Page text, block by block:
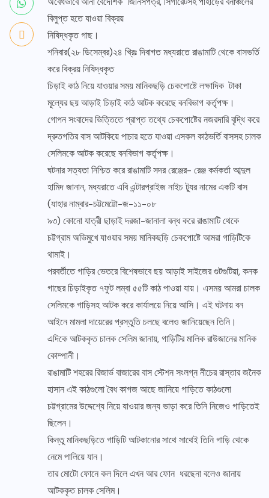
বিলুপ্ত হতে যাওয়া বিক্রয়
নিষিদ্ধকৃত গাছ।
শনিবার(২৮ ডিসেম্বর)২৪ খ্রিঃ দিবাগত মধ্যরাতে রাঙামাটি থেকে বাসভর্তি
করে বিক্রয় নিষিদ্ধকৃত
চিড়াই কাঠ নিয়ে যাওয়ার সময় মানিকছড়ি চেকপোষ্টে লক্ষাদিক টাকা
মূল্যের ছয় আড়াই চিড়াই কাঠ আটক করেছে বনবিভাগ কর্তৃপক্ষ।
গোপন সংবাদের ভিত্তিতে প্রাপ্ত তথ্যে চেকপোষ্টের নজরদারি বৃদ্ধি করে
দ্রুতগতির বাস আটকিয়ে পাচার হতে যাওয়া এসকল কাঠভর্তি বাসসহ চালক
সেলিমকে আটক করেছে বনবিভাগ কর্তৃপক্ষ।
ঘটনার সত্যতা নিশ্চিত করে রাঙামাটি সদর রেঞ্জের- রেঞ্জ কর্মকর্তা আব্দুল
হামিদ জানান, মধ্যরাতে এবি এন্টারপ্রাইজ নাইচ ট্যুর নামের একটি বাস
(যাহার নাম্বার-চট্টমেট্টো-জ-১১-০৮
৯৩) কোনো যাত্রী ছাড়াই দরজা-জানালা বন্ধ করে রাঙামাটি থেকে
চট্টগ্রাম অভিমুখে যাওয়ার সময় মানিকছড়ি চেকপোষ্টে আমরা গাড়িটিকে
থামাই।
পরবর্তীতে গাড়ির ভেতরে বিশেষভাবে ছয় আড়াই সাইজের গুটগুটিয়া, কনক
গাছের চিড়াইকৃত ৭ফুট লম্বা ৫৫টি কাঠ পাওয়া যায়। এসময় আমরা চালক
সেলিমকে গাড়িসহ আটক করে কার্যালয়ে নিয়ে আসি। এই ঘটনায় বন
আইনে মামলা দায়েরের প্রস্তুতি চলছে বলেও জানিয়েছেন তিনি।
এদিকে আটককৃত চালক সেলিম জানায়, গাড়িটির মালিক রাউজানের মানিক
কোম্পানী।
রাঙামাটি শহরের রিজার্ভ বাজারের বাস স্টেশন সংলগ্ন নীচের রাস্তার জনৈক
হাসান এই কাঠগুলো বৈধ কাগজ আছে জানিয়ে গাড়িতে কাঠগুলো
চট্টগ্রামের উদ্দেশ্যে নিয়ে যাওয়ার জন্য ভাড়া করে তিনি নিজেও গাড়িতেই
ছিলেন।
কিন্তু মানিকছড়িতে গাড়িটি আটকানোর সাথে সাথেই তিনি গাড়ি থেকে
নেমে পালিয়ে যান।
তার মোটো ফোনে কল দিলে এখন আর ফোন ধরছেনা বলেও জানায়
আটককৃত চালক সেলিম।